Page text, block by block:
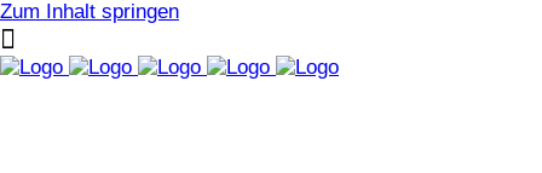
Zum Inhalt springen